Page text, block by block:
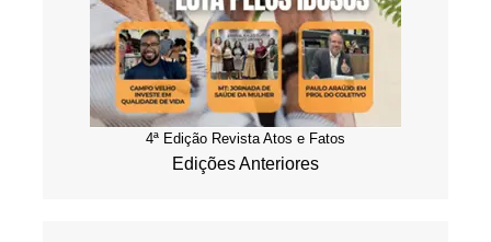
4ª Edição Revista Atos e Fatos
Edições Anteriores